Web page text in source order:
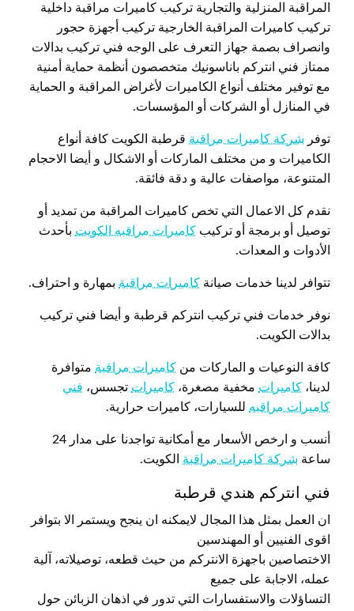
المراقبة المنزلية والتجارية تركيب كاميرات مراقبة داخلية
تركيب كاميرات المراقبة الخارجية تركيب أجهزة حجور
وانصراف بصمة جهاز التعرف على الوجه فني تركيب بدالات
ممتاز فني انتركم باناسونيك متخصصون أنظمة حماية أمنية
مع توفير مختلف أنواع الكاميرات لأغراض المراقبة و الحماية
في المنازل أو الشركات أو المؤسسات.
توفر شركة كاميرات مراقبة قرطبة الكويت كافة أنواع
الكاميرات و من مختلف الماركات أو الاشكال و أيضا الاحجام
المتنوعة، مواصفات عالية و دقة فائقة.
نقدم كل الاعمال التي تخص كاميرات المراقبة من تمديد أو
توصيل أو برمجة أو تركيب كاميرات مراقبه الكويت بأحدث
الأدوات و المعدات.
تتوافر لدينا خدمات صيانة كاميرات مراقبة بمهارة و احتراف.
نوفر خدمات فني تركيب انتركم قرطبة و أيضا فني تركيب
بدالات الكويت.
كافة النوعيات و الماركات من كاميرات مراقبة متوافرة
لدينا، كاميرات مخفية مصغرة، كاميرات تجسس، فني
كاميرات مراقبه للسيارات، كاميرات حرارية.
أنسب و ارخص الأسعار مع أمكانية تواجدنا على مدار 24
ساعة شركة كاميرات مراقبة الكويت.
فني انتركم هندي قرطبة
ان العمل بمثل هذا المجال لايمكنه ان ينجح ويستمر الا بتوافر
اقوى الفنيين أو المهندسين
الاختصاصين باجهزة الانتركم من حيث قطعه، توصيلاته، آلية
عمله، الاجابة على جميع
التساؤلات والاستفسارات التي تدور في اذهان الزبائن حول